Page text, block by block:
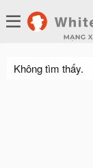
Không tìm thấy.